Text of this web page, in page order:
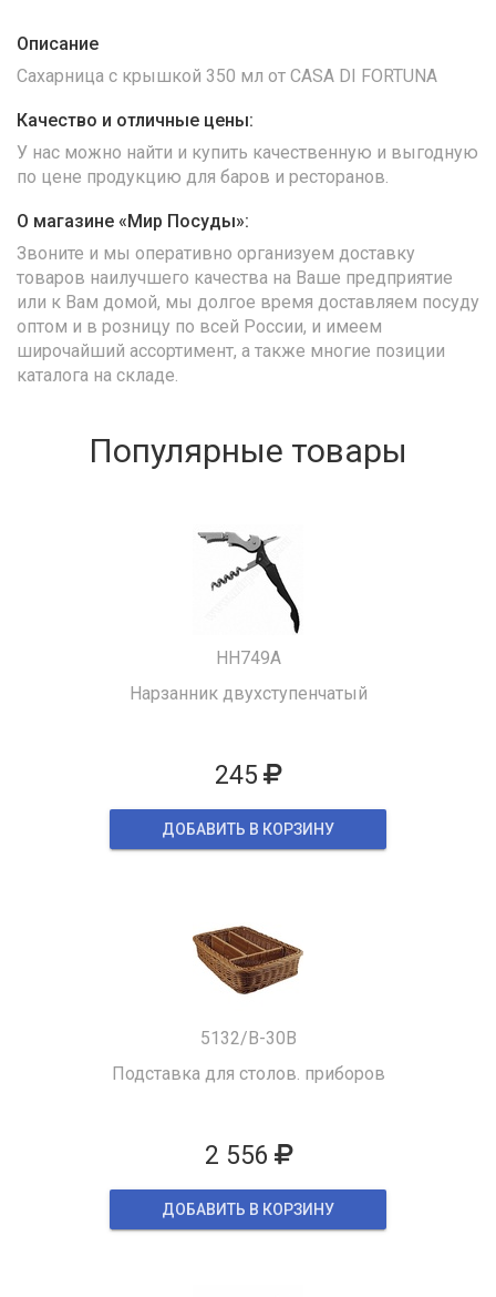
Описание
Сахарница с крышкой 350 мл от CASA DI FORTUNA
Качество и отличные цены:
У нас можно найти и купить качественную и выгодную
по цене продукцию для баров и ресторанов.
О магазине «Мир Посуды»:
Звоните и мы оперативно организуем доставку
товаров наилучшего качества на Ваше предприятие
или к Вам домой, мы долгое время доставляем посуду
оптом и в розницу по всей России, и имеем
широчайший ассортимент, а также многие позиции
каталога на складе.
Популярные товары
HH749A
Нарзанник двухступенчатый
245
ДОБАВИТЬ В КОРЗИНУ
5132/B-30B
Подставка для столов. приборов
2 556
ДОБАВИТЬ В КОРЗИНУ